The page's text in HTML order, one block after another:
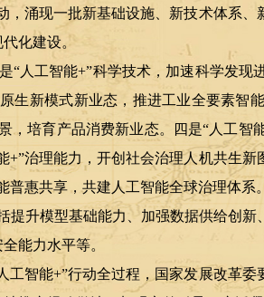
，涌现一批新基础设施、新技术体系
化建设。
“人工智能+”科学技术，加速科学发
生新模式新业态，推进工业全要素智
，培育产品消费新业态。四是“人工
+”治理能力，开创社会治理人机共生
惠共享，共建人工智能全球治理体系。
提升模型基础能力、加强数据供给创
能力水平等。
工智能+”行动全过程，国家发展改革